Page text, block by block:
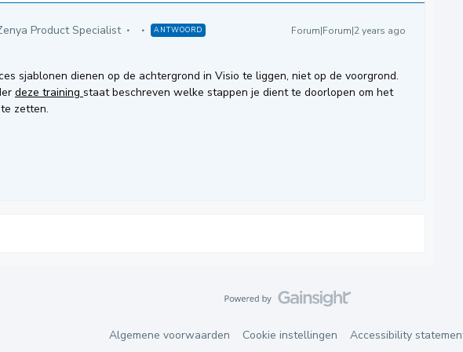
Product Specialist ANTWOORD Forum|Forum|2 years ago
sjablonen dienen op de achtergrond in Visio te liggen, niet op de voorgrond.
deze training staat beschreven welke stappen je dient te doorlopen om het
zetten.
Algemene voorwaarden Cookie instellingen Accessibility